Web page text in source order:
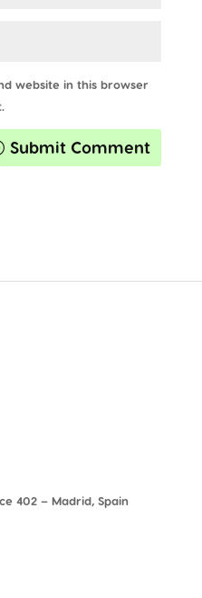
website in this browser
Submit Comment
402 – Madrid, Spain